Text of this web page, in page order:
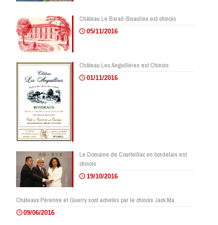
Château Le Barail-Beaulieu est chinois
05/11/2016
Château Les Anguillères est Chinois
01/11/2016
Le Domaine de Courteillac en bordelais est
chinois
19/10/2016
Châteaux Pérenne et Guerry sont achetés par le chinois Jack Ma
09/06/2016